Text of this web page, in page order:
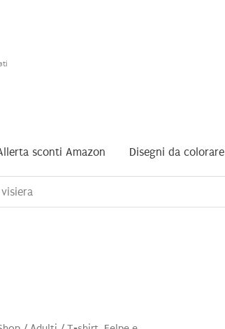
sconti Amazon Disegni da colorare